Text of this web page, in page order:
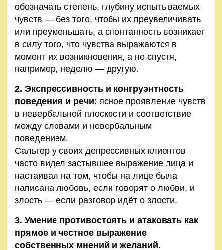
обозначать степень, глубину испытываемых
чувств — без того, чтобы их преувеличивать
или преуменьшать, а спонтанность возникает
в силу того, что чувства выражаются в
момент их возникновения, а не спустя,
например, неделю — другую.
2. Экспрессивность и конгруэнтность
поведения и речи: ясное проявление чувств
в невербальной плоскости и соответствие
между словами и невербальным
поведением.
Сальтер у своих депрессивных клиентов
часто видел застывшее выражение лица и
настаивал на том, чтобы на лице была
написана любовь, если говорят о любви, и
злость — если разговор идёт о злости.
3. Умение противостоять и атаковать как
прямое и честное выражение
собственных мнений и желаний.